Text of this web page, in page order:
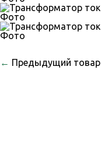
← Предыдущий товар